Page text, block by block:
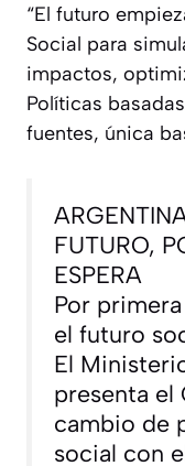
“El futuro
Social para
impactos,
Políticas
fuentes, única
FUTURO,
ESPERA
Por
el futuro
El
presenta el
cambio de
social con